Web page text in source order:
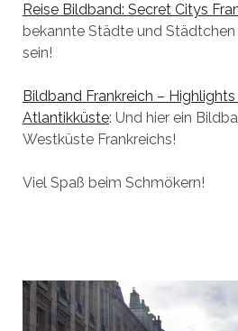
Reise Bildband: Secret Citys
bekannte Städte und
sein!
Bildband Frankreich –
Atlantikküste: Und hier ein
Westküste Frankreichs!
Viel Spaß beim Schmökern!